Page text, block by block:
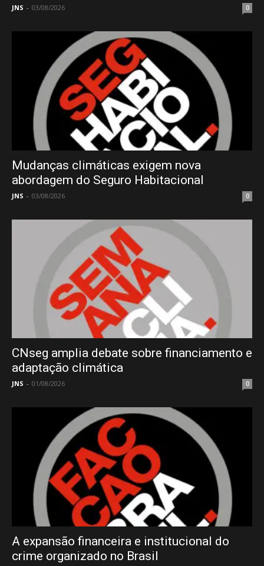
JNS - 03/08/2026 0
Mudanças climáticas exigem nova
abordagem do Seguro Habitacional
JNS - 03/08/2026 0
CNseg amplia debate sobre financiamento e
adaptação climática
JNS - 01/08/2026 0
A expansão financeira e institucional do
crime organizado no Brasil